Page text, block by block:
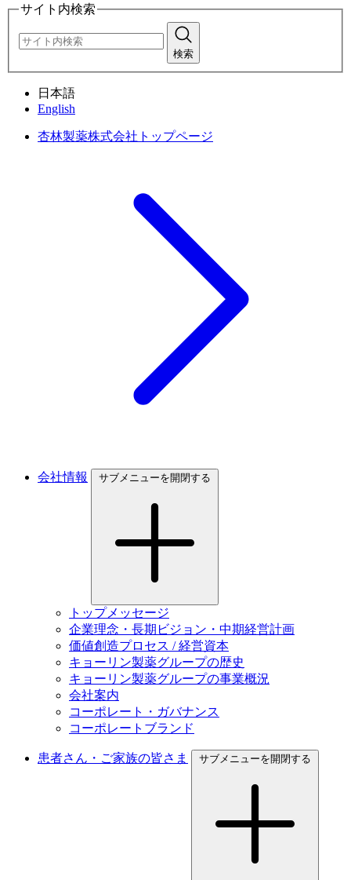
サイト内検索
検索
日本語
English
杏林製薬株式会社トップページ
会社情報 サブメニューを開閉する
トップメッセージ
企業理念・長期ビジョン・中期経営計画
価値創造プロセス / 経営資本
キョーリン製薬グループの歴史
キョーリン製薬グループの事業概況
会社案内
コーポレート・ガバナンス
コーポレートブランド
患者さん・ご家族の皆さま サブメニューを開閉する